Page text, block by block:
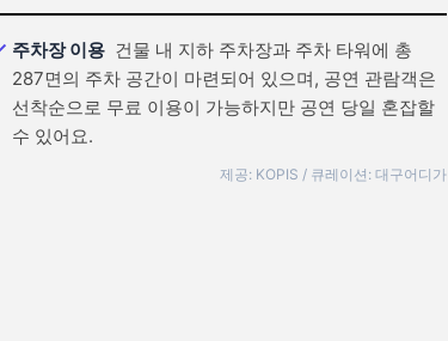
주차장 이용 건물 내 지하 주차장과 주차 타워에 총
287면의 주차 공간이 마련되어 있으며, 공연 관람객은
선착순으로 무료 이용이 가능하지만 공연 당일 혼잡할
수 있어요.
제공: KOPIS / 큐레이션: 대구어디가